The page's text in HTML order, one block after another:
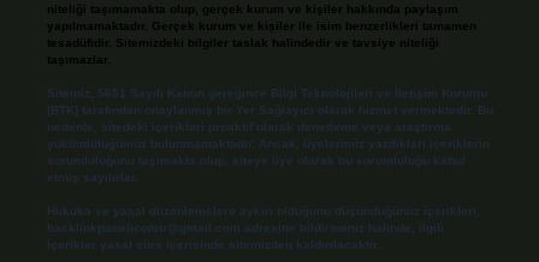
niteliği taşımamakta olup, gerçek kurum ve kişiler hakkında paylaşım
yapılmamaktadır. Gerçek kurum ve kişiler ile isim benzerlikleri tamamen
tesadüfidir. Sitemizdeki bilgiler taslak halindedir ve tavsiye niteliği
taşımazlar.
Sitemiz, 5651 Sayılı Kanun gereğince Bilgi Teknolojileri ve İletişim Kurumu
(BTK) tarafından onaylanmış bir Yer Sağlayıcı olarak hizmet vermektedir. Bu
nedenle, sitedeki içerikleri proaktif olarak denetleme veya araştırma
yükümlülüğümüz bulunmamaktadır. Ancak, üyelerimiz yazdıkları içeriklerin
sorumluluğunu taşımakta olup, siteye üye olarak bu sorumluluğu kabul
etmiş sayılırlar.
Hukuka ve yasal düzenlemelere aykırı olduğunu düşündüğünüz içerikleri,
backlinkpanelicomtr@gmail.com adresine bildirmeniz halinde, ilgili
içerikler yasal süre içerisinde sitemizden kaldırılacaktır.